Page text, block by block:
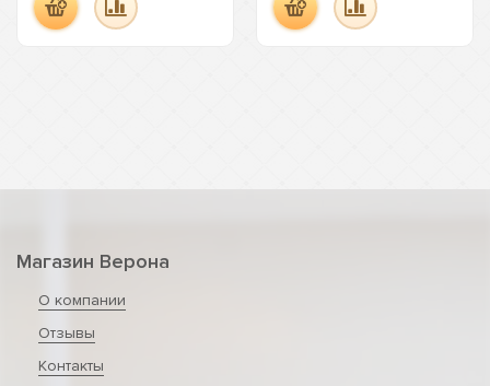
Магазин Верона
О компании
Отзывы
Контакты